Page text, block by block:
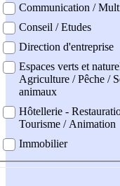
Communication /
Conseil / Etudes
Direction d'entreprise
Espaces verts et
Agriculture / Pêche /
animaux
Hôtellerie -
Tourisme / Animation
Immobilier